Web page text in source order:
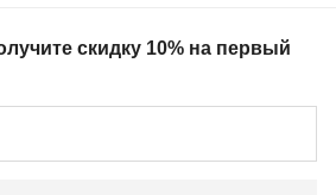
скидку 10% на первый